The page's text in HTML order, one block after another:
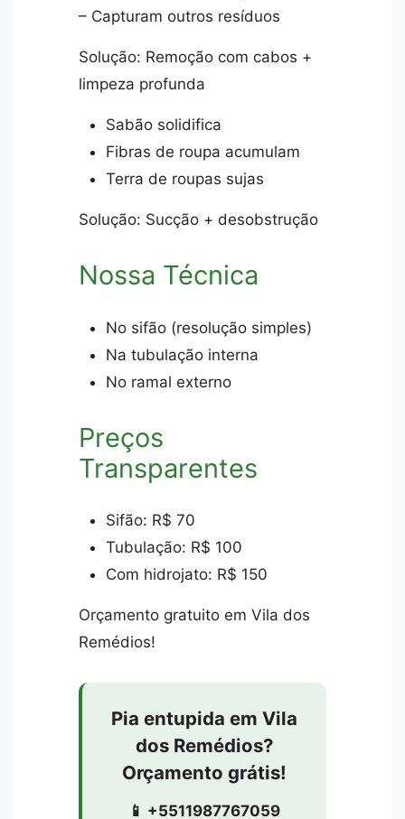
– Capturam outros resíduos
Solução: Remoção com cabos +
limpeza profunda
Sabão solidifica
Fibras de roupa acumulam
Terra de roupas sujas
Solução: Sucção + desobstrução
Nossa Técnica
No sifão (resolução simples)
Na tubulação interna
No ramal externo
Preços
Transparentes
Sifão: R$ 70
Tubulação: R$ 100
Com hidrojato: R$ 150
Orçamento gratuito em Vila dos
Remédios!
Pia entupida em Vila
dos Remédios?
Orçamento grátis!
📱 +5511987767059